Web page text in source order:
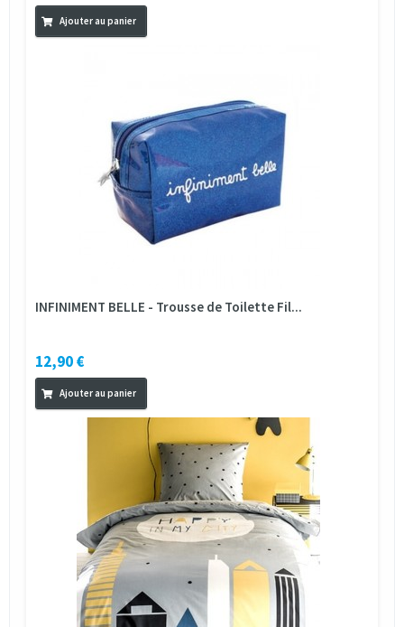
Ajouter au panier
INFINIMENT BELLE - Trousse de Toilette Fil...
12,90 €
Ajouter au panier